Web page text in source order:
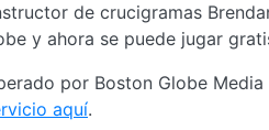
de crucigramas
y ahora se puede jugar
por Boston Globe Media
aquí.